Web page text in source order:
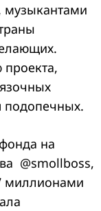
музыкантами
подопечных.
на
@smollboss,
миллионами